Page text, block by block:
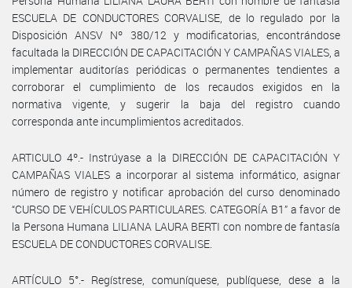
ESCUELA DE CONDUCTORES CORVALISE, de lo regulado por la
Disposición ANSV Nº 380/12 y modificatorias, encontrándose
facultada la DIRECCIÓN DE CAPACITACIÓN Y CAMPAÑAS VIALES, a
implementar auditorías periódicas o permanentes tendientes a
corroborar el cumplimiento de los recaudos exigidos en la
normativa vigente, y sugerir la baja del registro cuando
corresponda ante incumplimientos acreditados.
ARTICULO 4º.- Instrúyase a la DIRECCIÓN DE CAPACITACIÓN Y
CAMPAÑAS VIALES a incorporar al sistema informático, asignar
número de registro y notificar aprobación del curso denominado
“CURSO DE VEHÍCULOS PARTICULARES. CATEGORÍA B1” a favor de
la Persona Humana LILIANA LAURA BERTI con nombre de fantasía
ESCUELA DE CONDUCTORES CORVALISE.
ARTÍCULO 5°.- Regístrese, comuníquese, publíquese, dese a la